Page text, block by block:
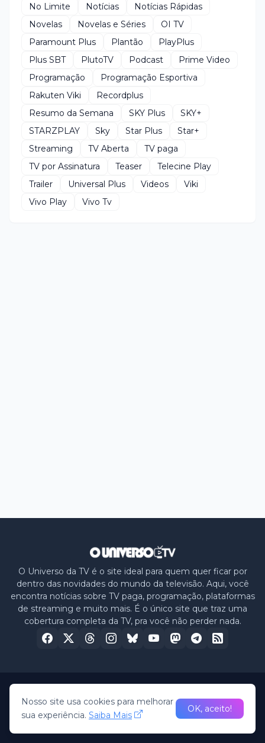
No Limite
Notícias
Notícias Rápidas
Novelas
Novelas e Séries
OI TV
Paramount Plus
Plantão
PlayPlus
Plus SBT
PlutoTV Podcast
Prime Video
Programação
Programação Esportiva
Rakuten Viki
Recordplus
Resumo da Semana
SKY Plus
SKY+
STARZPLAY
Sky Star Plus
Star+
Streaming
TV Aberta
TV paga
TV por Assinatura
Teaser
Telecine Play
Trailer
Universal Plus Videos
Viki
Vivo Play
Vivo Tv
O Universo da TV é o site ideal para quem quer ficar por
dentro das novidades do mundo da televisão. Aqui, você
encontra notícias sobre TV paga, programação, plataformas
de streaming e muito mais. É o único site que traz uma
cobertura completa da TV, pra você não perder nada.
© 2026 -O Universo da TV • All Rights Reserved
HomeSobre nósPolítica de PrivacidadeContato
Nosso site usa cookies para melhorar
sua experiência. Saiba Mais
OK, aceito!